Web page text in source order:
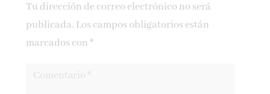
Tu dirección de correo electrónico no será
publicada. Los campos obligatorios están
marcados con *